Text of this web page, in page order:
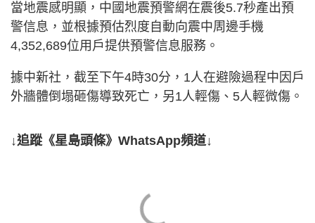
當地震感明顯，中國地震預警網在震後5.7秒產出預
警信息，並根據預估烈度自動向震中周邊手機
4,352,689位用戶提供預警信息服務。
據中新社，截至下午4時30分，1人在避險過程中因戶
外牆體倒塌砸傷導致死亡，另1人輕傷、5人輕微傷。
↓追蹤《星島頭條》WhatsApp頻道↓